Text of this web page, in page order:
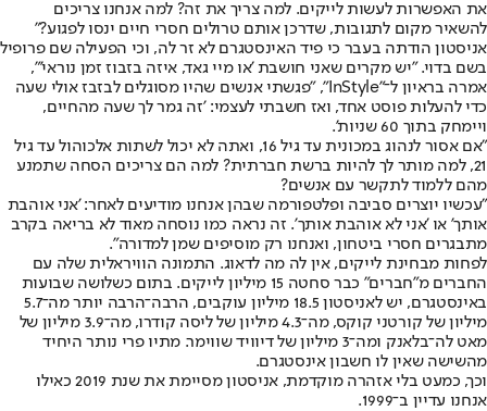
את האפשרות לעשות לייקים. למה צריך את זה? למה אנחנו צריכים
להשאיר מקום לתגובות, שדרכן אותם טרולים חסרי חיים ינסו לפגוע?"
אניסטון הודתה בעבר כי פיד האינסטגרם לא זר לה, וכי הפעילה שם פרופיל
בשם בדוי. "יש מקרים שאני חושבת 'או מיי גאד, איזה בזבוז זמן נוראי'",
אמרה בראיון ל־"InStyle", "פגשתי אנשים שהיו מסוגלים לבזבז אולי שעה
כדי להעלות פוסט אחד, ואז חשבתי לעצמי: 'זה גמר לך שעה מהחיים,
ויימחק בתוך 60 שניות'.
"אם אסור לנהוג במכונית עד גיל 16, ואתה לא יכול לשתות אלכוהול עד גיל
21, למה מותר לך להיות ברשת חברתית? למה הם צריכים הסחה שתמנע
מהם ללמוד לתקשר עם אנשים?
"עכשיו יוצרים סביבה ופלטפורמה שבהן אנחנו מודיעים לאחר: 'אני אוהבת
אותך' או 'אני לא אוהבת אותך'. זה נראה כמו נוסחה מאוד לא בריאה בקרב
מתבגרים חסרי ביטחון, ואנחנו רק מוסיפים שמן למדורה".
לפחות מבחינת לייקים, אין לה מה לדאוג. התמונה הוויראלית שלה עם
החברים מ"חברים" כבר סחטה 15 מיליון לייקים. בתום כשלושה שבועות
באינסטגרם, יש לאניסטון 18.5 מיליון עוקבים, הרבה־הרבה יותר מה־5.7
מיליון של קורטני קוקס, מה־4.3 מיליון של ליסה קודרו, מה־3.9 מיליון של
מאט לה־בלאנק ומה־3 מיליון של דיוויד שווימר. מתיו פרי נותר היחיד
מהשישה שאין לו חשבון אינסטגרם.
וכך, כמעט בלי אזהרה מוקדמת, אניסטון מסיימת את שנת 2019 כאילו
אנחנו עדיין ב־1999.